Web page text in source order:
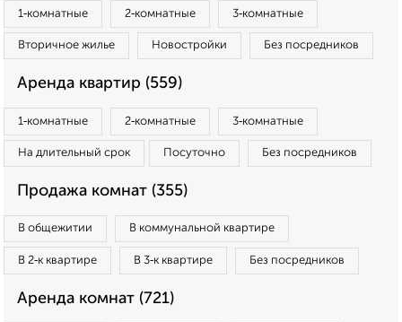
1‑комнатные 2‑комнатные 3‑комнатные
Вторичное жилье Новостройки Без посредников
Аренда квартир (559)
1‑комнатные 2‑комнатные 3‑комнатные
На длительный срок Посуточно Без посредников
Продажа комнат (355)
В общежитии В коммунальной квартире
В 2‑к квартире В 3‑к квартире Без посредников
Аренда комнат (721)